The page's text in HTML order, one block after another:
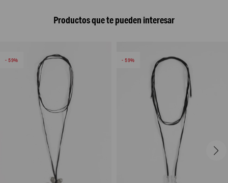
Productos que te pueden interesar
59 59